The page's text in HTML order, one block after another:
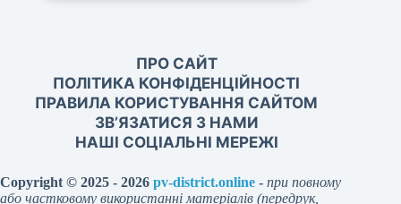
ПРО САЙТ
ПОЛІТИКА КОНФІДЕНЦІЙНОСТІ
ПРАВИЛА КОРИСТУВАННЯ САЙТОМ
ЗВ’ЯЗАТИСЯ З НАМИ
НАШІ СОЦІАЛЬНІ МЕРЕЖІ
Copyright © 2025 - 2026 pv-district.online - при повному
або частковому використанні матеріалів (передрук,